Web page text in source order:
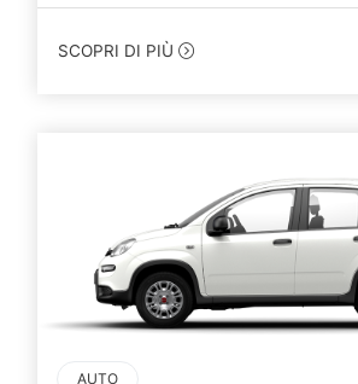
SCOPRI DI PIÙ
AUTO